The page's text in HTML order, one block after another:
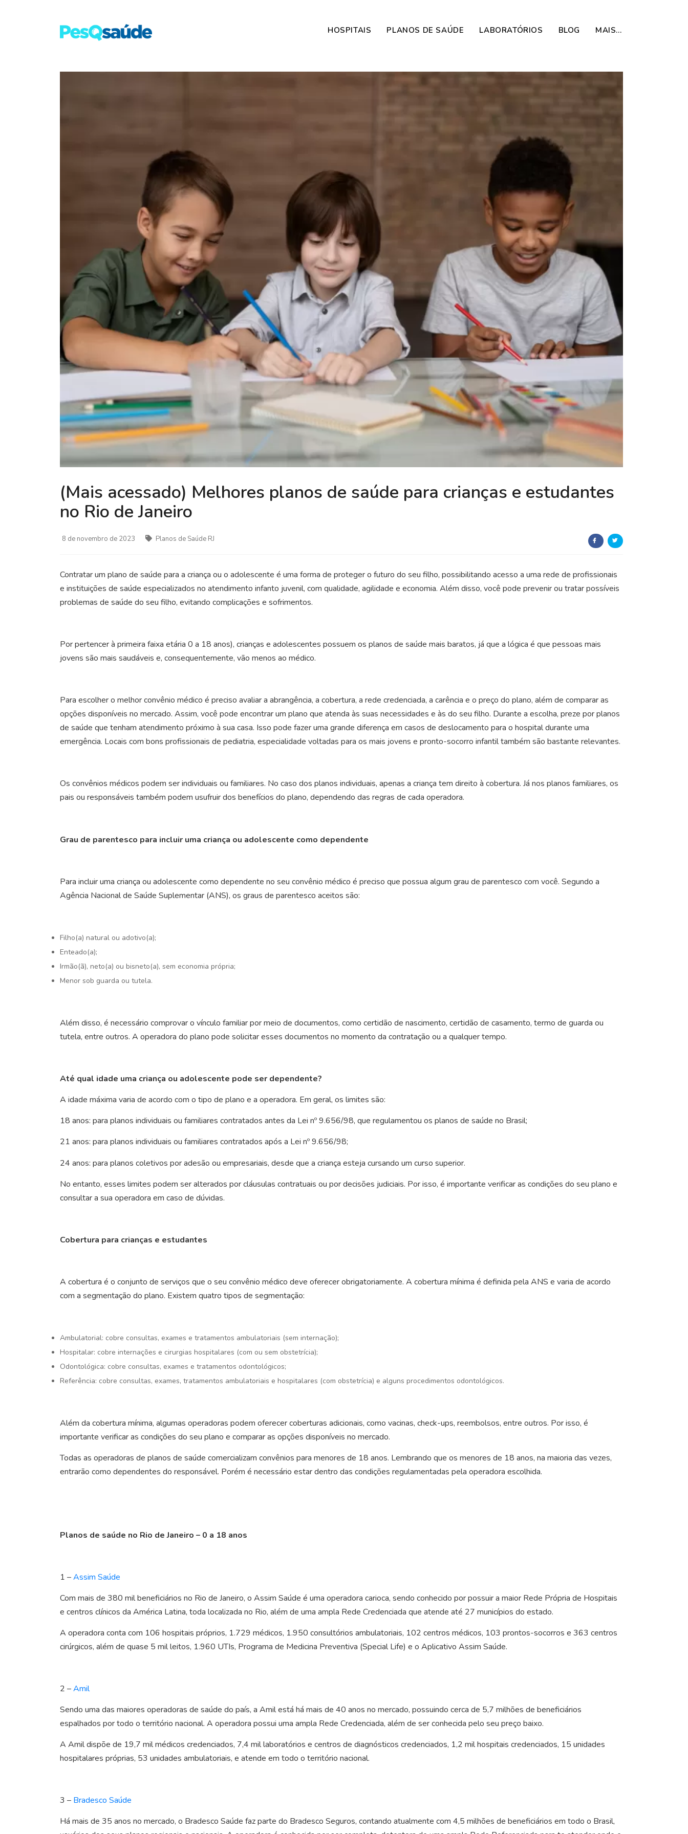
HOSPITAIS PLANOS DE SAÚDE LABORATÓRIOS BLOG MAIS…
(Mais acessado) Melhores planos de saúde para crianças e estudantes
no Rio de Janeiro
8 de novembro de 2023 Planos de Saúde RJ
Contratar um plano de saúde para a criança ou o adolescente é uma forma de proteger o futuro do seu filho, possibilitando acesso a uma rede de profissionais
e instituições de saúde especializados no atendimento infanto juvenil, com qualidade, agilidade e economia. Além disso, você pode prevenir ou tratar possíveis
problemas de saúde do seu filho, evitando complicações e sofrimentos.
Por pertencer à primeira faixa etária 0 a 18 anos), crianças e adolescentes possuem os planos de saúde mais baratos, já que a lógica é que pessoas mais
jovens são mais saudáveis e, consequentemente, vão menos ao médico.
Para escolher o melhor convênio médico é preciso avaliar a abrangência, a cobertura, a rede credenciada, a carência e o preço do plano, além de comparar as
opções disponíveis no mercado. Assim, você pode encontrar um plano que atenda às suas necessidades e às do seu filho. Durante a escolha, preze por planos
de saúde que tenham atendimento próximo à sua casa. Isso pode fazer uma grande diferença em casos de deslocamento para o hospital durante uma
emergência. Locais com bons profissionais de pediatria, especialidade voltadas para os mais jovens e pronto-socorro infantil também são bastante relevantes.
Os convênios médicos podem ser individuais ou familiares. No caso dos planos individuais, apenas a criança tem direito à cobertura. Já nos planos familiares, os
pais ou responsáveis também podem usufruir dos benefícios do plano, dependendo das regras de cada operadora.
Grau de parentesco para incluir uma criança ou adolescente como dependente
Para incluir uma criança ou adolescente como dependente no seu convênio médico é preciso que possua algum grau de parentesco com você. Segundo a
Agência Nacional de Saúde Suplementar (ANS), os graus de parentesco aceitos são:
Filho(a) natural ou adotivo(a);
Enteado(a);
Irmão(ã), neto(a) ou bisneto(a), sem economia própria;
Menor sob guarda ou tutela.
Além disso, é necessário comprovar o vínculo familiar por meio de documentos, como certidão de nascimento, certidão de casamento, termo de guarda ou
tutela, entre outros. A operadora do plano pode solicitar esses documentos no momento da contratação ou a qualquer tempo.
Até qual idade uma criança ou adolescente pode ser dependente?
A idade máxima varia de acordo com o tipo de plano e a operadora. Em geral, os limites são:
18 anos: para planos individuais ou familiares contratados antes da Lei nº 9.656/98, que regulamentou os planos de saúde no Brasil;
21 anos: para planos individuais ou familiares contratados após a Lei nº 9.656/98;
24 anos: para planos coletivos por adesão ou empresariais, desde que a criança esteja cursando um curso superior.
No entanto, esses limites podem ser alterados por cláusulas contratuais ou por decisões judiciais. Por isso, é importante verificar as condições do seu plano e
consultar a sua operadora em caso de dúvidas.
Cobertura para crianças e estudantes
A cobertura é o conjunto de serviços que o seu convênio médico deve oferecer obrigatoriamente. A cobertura mínima é definida pela ANS e varia de acordo
com a segmentação do plano. Existem quatro tipos de segmentação:
Ambulatorial: cobre consultas, exames e tratamentos ambulatoriais (sem internação);
Hospitalar: cobre internações e cirurgias hospitalares (com ou sem obstetrícia);
Odontológica: cobre consultas, exames e tratamentos odontológicos;
Referência: cobre consultas, exames, tratamentos ambulatoriais e hospitalares (com obstetrícia) e alguns procedimentos odontológicos.
Além da cobertura mínima, algumas operadoras podem oferecer coberturas adicionais, como vacinas, check-ups, reembolsos, entre outros. Por isso, é
importante verificar as condições do seu plano e comparar as opções disponíveis no mercado.
Todas as operadoras de planos de saúde comercializam convênios para menores de 18 anos. Lembrando que os menores de 18 anos, na maioria das vezes,
entrarão como dependentes do responsável. Porém é necessário estar dentro das condições regulamentadas pela operadora escolhida.
Planos de saúde no Rio de Janeiro – 0 a 18 anos
1 –Assim Saúde
Com mais de 380 mil beneficiários no Rio de Janeiro, o Assim Saúde é uma operadora carioca, sendo conhecido por possuir a maior Rede Própria de Hospitais
e centros clínicos da América Latina, toda localizada no Rio, além de uma ampla Rede Credenciada que atende até 27 municípios do estado.
A operadora conta com 106 hospitais próprios, 1.729 médicos, 1.950 consultórios ambulatoriais, 102 centros médicos, 103 prontos-socorros e 363 centros
cirúrgicos, além de quase 5 mil leitos, 1.960 UTIs, Programa de Medicina Preventiva (Special Life) e o Aplicativo Assim Saúde.
2 –Amil
Sendo uma das maiores operadoras de saúde do país, a Amil está há mais de 40 anos no mercado, possuindo cerca de 5,7 milhões de beneficiários
espalhados por todo o território nacional. A operadora possui uma ampla Rede Credenciada, além de ser conhecida pelo seu preço baixo.
A Amil dispõe de 19,7 mil médicos credenciados, 7,4 mil laboratórios e centros de diagnósticos credenciados, 1,2 mil hospitais credenciados, 15 unidades
hospitalares próprias, 53 unidades ambulatoriais, e atende em todo o território nacional.
3 – Bradesco Saúde
Há mais de 35 anos no mercado, o Bradesco Saúde faz parte do Bradesco Seguros, contando atualmente com 4,5 milhões de beneficiários em todo o Brasil,